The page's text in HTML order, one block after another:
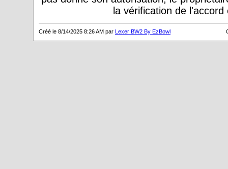
la vérification de
Créé le 8/14/2025 8:26 AM par Lexer BW2 By EzBowl